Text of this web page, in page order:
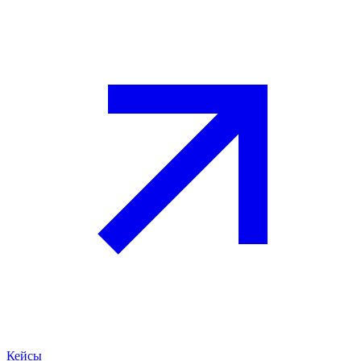
Кейсы